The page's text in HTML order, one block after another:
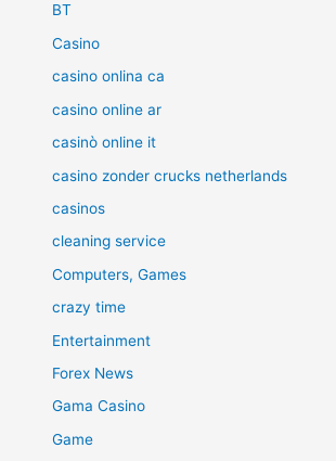
BT
Casino
casino onlina ca
casino online ar
casinò online it
casino zonder crucks netherlands
casinos
cleaning service
Computers, Games
crazy time
Entertainment
Forex News
Gama Casino
Game